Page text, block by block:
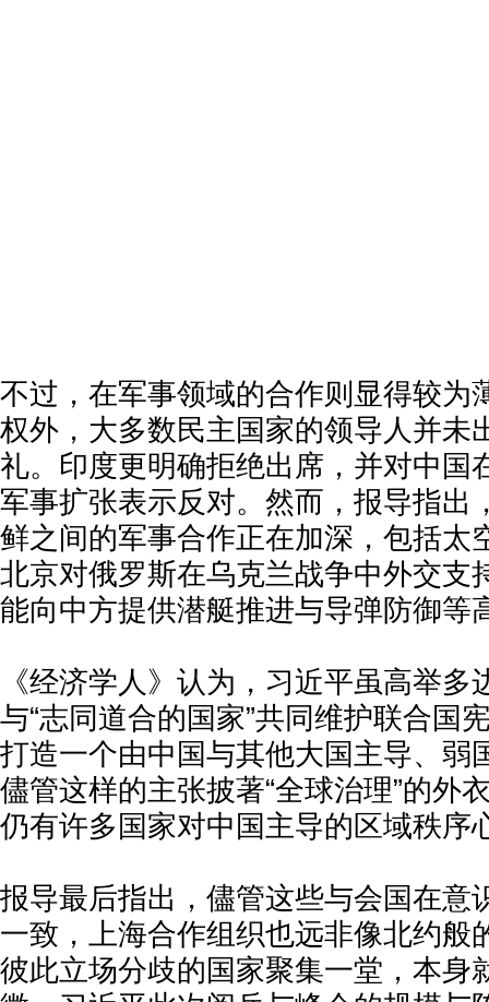
不过，在军事领域的合作则显得较为
权外，大多数民主国家的领导人并未
礼。印度更明确拒绝出席，并对中国
军事扩张表示反对。然而，报导指出
鲜之间的军事合作正在加深，包括太
北京对俄罗斯在乌克兰战争中外交支
能向中方提供潜艇推进与导弹防御等
《经济学人》认为，习近平虽高举
与“志同道合的国家”共同维护联合国
打造一个由中国与其他大国主导、弱
儘管这样的主张披著“全球治理”的外
仍有许多国家对中国主导的区域秩序
报导最后指出，儘管这些与会国在意
一致，上海合作组织也远非像北约般
彼此立场分歧的国家聚集一堂，本身